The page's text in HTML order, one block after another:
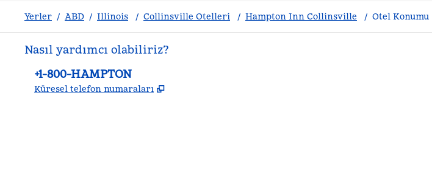
Yerler / ABD / Illinois / Collinsville Otelleri / Hampton Inn Collinsville / Otel Konumu
Nasıl yardımcı olabiliriz?
Telefon:
+1-800-HAMPTON
Küresel telefon numaraları ,